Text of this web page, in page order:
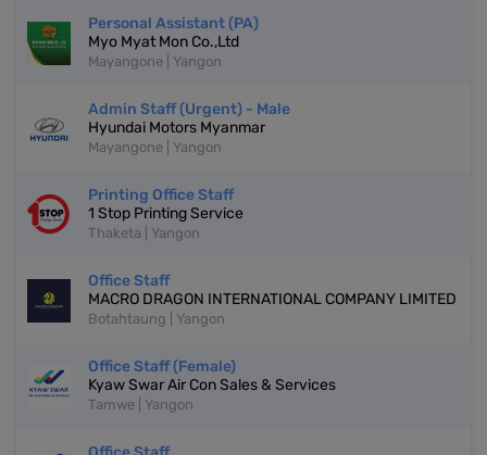
Personal Assistant (PA)
Myo Myat Mon Co.,Ltd
Mayangone | Yangon
Admin Staff (Urgent) - Male
Hyundai Motors Myanmar
Mayangone | Yangon
Printing Office Staff
1 Stop Printing Service
Thaketa | Yangon
Office Staff
MACRO DRAGON INTERNATIONAL COMPANY LIMITED
Botahtaung | Yangon
Office Staff (Female)
Kyaw Swar Air Con Sales & Services
Tamwe | Yangon